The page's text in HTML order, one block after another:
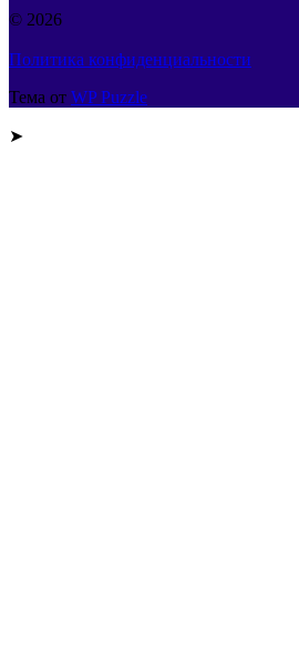
© 2026
Политика конфиденциальности
Тема от WP Puzzle
➤